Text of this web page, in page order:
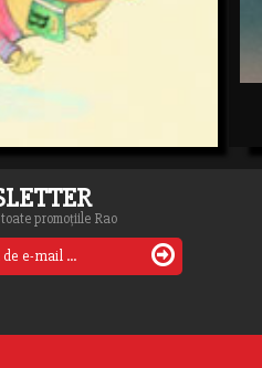
promoțiile Rao